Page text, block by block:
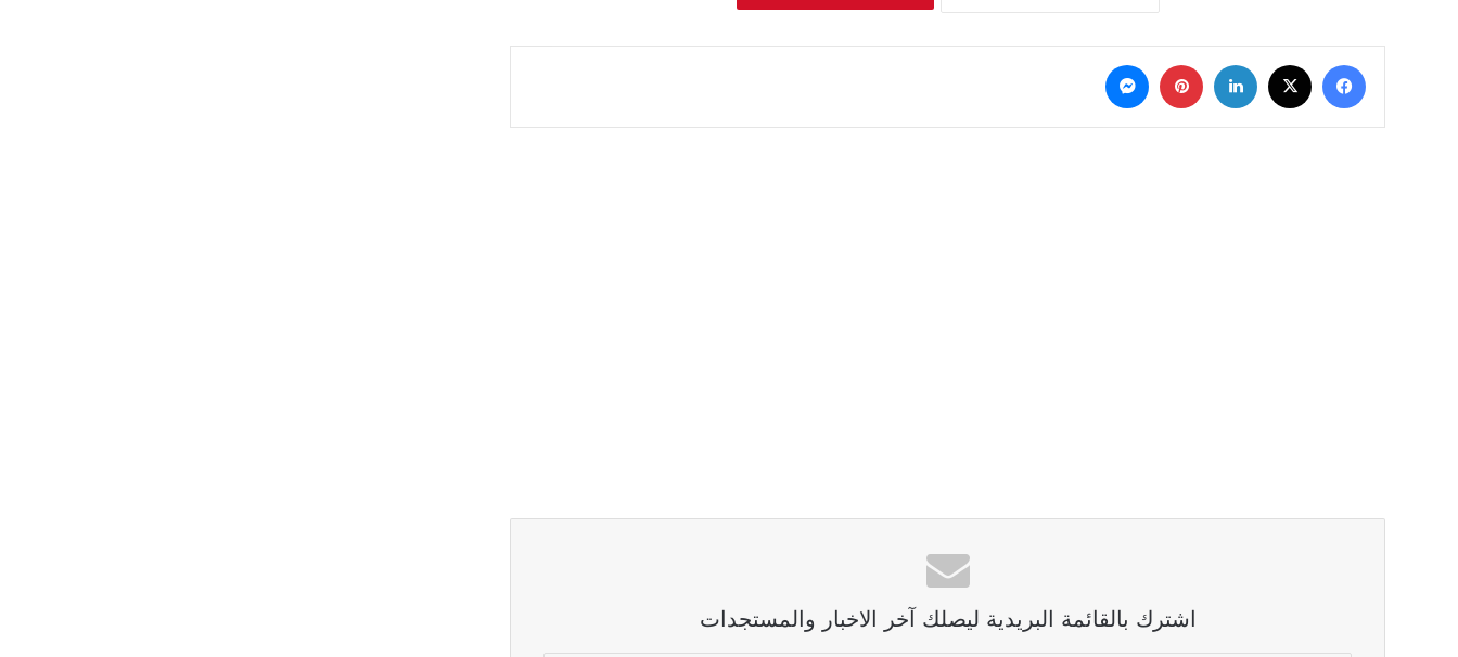
فيسبوك لينكدإن بينتيريست
اشترك بالقائمة البريدية ليصلك آخر الاخبار والمستجدات